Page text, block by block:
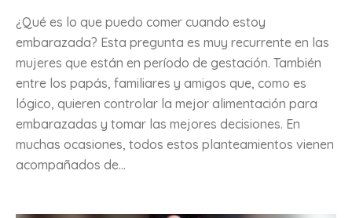
¿Qué es lo que puedo comer cuando estoy
embarazada? Esta pregunta es muy recurrente en las
mujeres que están en período de gestación. También
entre los papás, familiares y amigos que, como es
lógico, quieren controlar la mejor alimentación para
embarazadas y tomar las mejores decisiones. En
muchas ocasiones, todos estos planteamientos vienen
acompañados de...